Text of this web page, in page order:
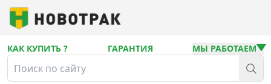
КАК КУПИТЬ ? ГАРАНТИЯ МЫ РАБОТАЕМ